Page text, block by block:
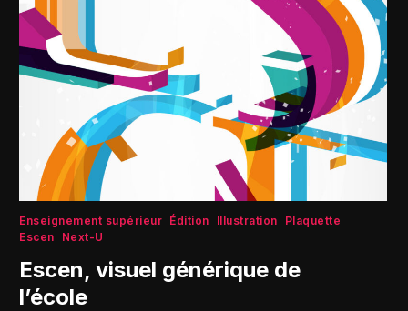
Enseignement supérieur Édition Illustration
Plaquette
Escen
Next-U
Escen, visuel générique de
l’école